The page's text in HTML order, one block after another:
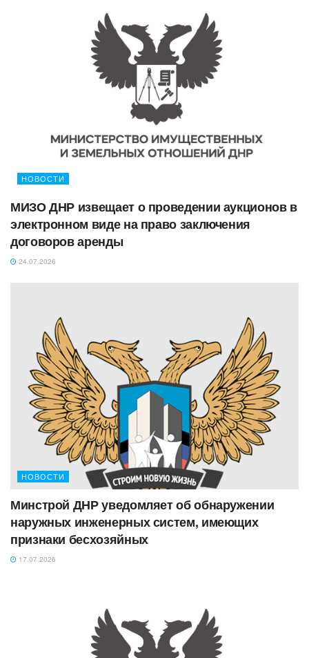
НОВОСТИ
МИЗО ДНР извещает о проведении аукционов в
электронном виде на право заключения
договоров аренды
24.07.2026
НОВОСТИ
Минстрой ДНР уведомляет об обнаружении
наружных инженерных систем, имеющих
признаки бесхозяйных
17.07.2026